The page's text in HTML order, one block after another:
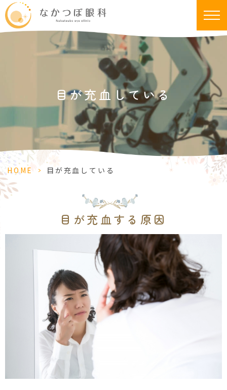
目が充血している
HOME > 目が充血している
目が充血する原因